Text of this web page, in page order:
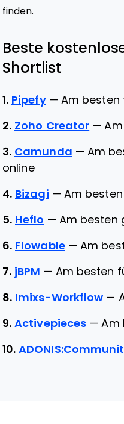
finden.
Beste
Shortlist
1. Pipefy — Am besten
2. Zoho Creator —
3. Camunda — Am
online
4. Bizagi — Am
5. Heflo — Am besten
6. Flowable —Am
7. jBPM — Am besten
8. Imixs-Workflow —
9. Activepieces —Am
10.